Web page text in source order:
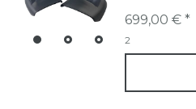
699,00 € *
2